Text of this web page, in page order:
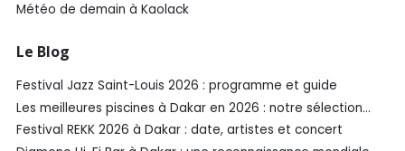
Météo de demain à Kaolack
Le Blog
Festival Jazz Saint-Louis 2026 : programme et guide
Les meilleures piscines à Dakar en 2026 : notre sélection
SénéGuide
Festival REKK 2026 à Dakar : date, artistes et concert